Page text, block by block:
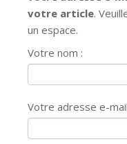
votre article.
un espace.
Votre nom :
Votre adresse e-